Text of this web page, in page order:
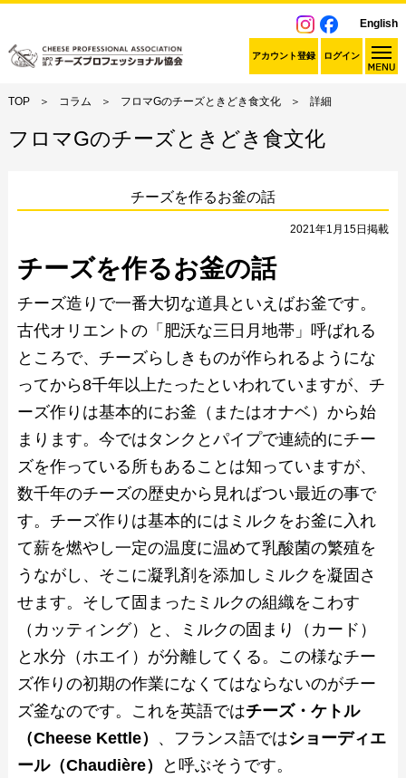
English
アカウント登録 ログイン
TOP コラム フロマGのチーズときどき食文化 詳細
フロマGのチーズときどき食文化
チーズを作るお釜の話
2021年1月15日掲載
チーズを作るお釜の話
チーズ造りで一番大切な道具といえばお釜です。
古代オリエントの「肥沃な三日月地帯」呼ばれる
ところで、チーズらしきものが作られるようにな
ってから8千年以上たったといわれていますが、チ
ーズ作りは基本的にお釜（またはオナベ）から始
まります。今ではタンクとパイプで連続的にチー
ズを作っている所もあることは知っていますが、
数千年のチーズの歴史から見ればつい最近の事で
す。チーズ作りは基本的にはミルクをお釜に入れ
て薪を燃やし一定の温度に温めて乳酸菌の繁殖を
うながし、そこに凝乳剤を添加しミルクを凝固さ
せます。そして固まったミルクの組織をこわす
（カッティング）と、ミルクの固まり（カード）
と水分（ホエイ）が分離してくる。この様なチー
ズ作りの初期の作業になくてはならないのがチー
ズ釜なのです。これを英語ではチーズ・ケトル
（Cheese Kettle）
、フランス語ではショーディエ
ール（Chaudière）
と呼ぶそうです。